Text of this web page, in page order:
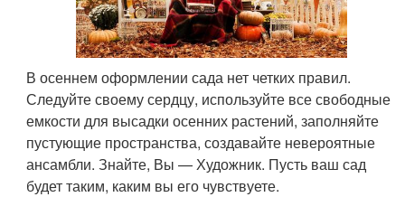
В осеннем оформлении сада нет четких правил.
Следуйте своему сердцу, используйте все свободные
емкости для высадки осенних растений, заполняйте
пустующие пространства, создавайте невероятные
ансамбли. Знайте, Вы — Художник. Пусть ваш сад
будет таким, каким вы его чувствуете.